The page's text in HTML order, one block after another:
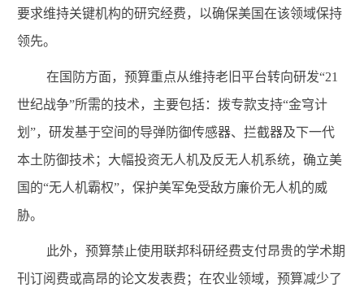
要求维持关键机构的研究经费，以确保美国在该领域保持
领先。
在国防方面，预算重点从维持老旧平台转向研发“21
世纪战争”所需的技术，主要包括：拨专款支持“金穹计
划”，研发基于空间的导弹防御传感器、拦截器及下一代
本土防御技术；大幅投资无人机及反无人机系统，确立美
国的“无人机霸权”，保护美军免受敌方廉价无人机的威
胁。
此外，预算禁止使用联邦科研经费支付昂贵的学术期
刊订阅费或高昂的论文发表费；在农业领域，预算减少了